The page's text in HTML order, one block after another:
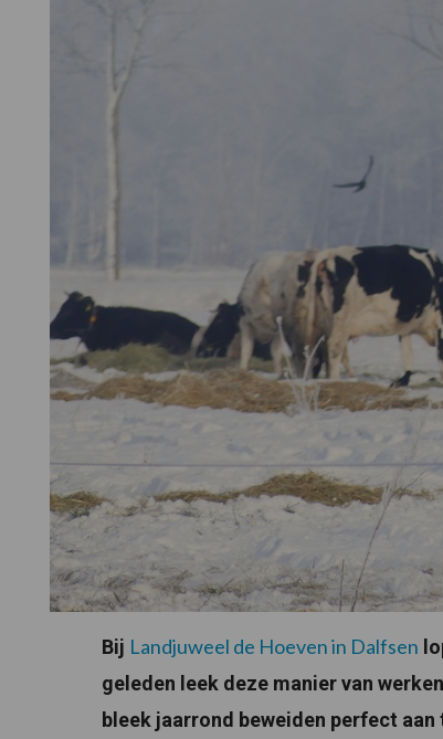
Bij Landjuweel de Hoeven in Dalfsen
geleden leek deze manier van
bleek jaarrond beweiden perfect